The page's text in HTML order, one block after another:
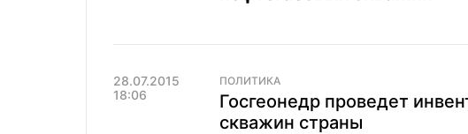
28.07.2015
18:06
ПОЛИТИКА
Госгеонедр проведет
скважин страны